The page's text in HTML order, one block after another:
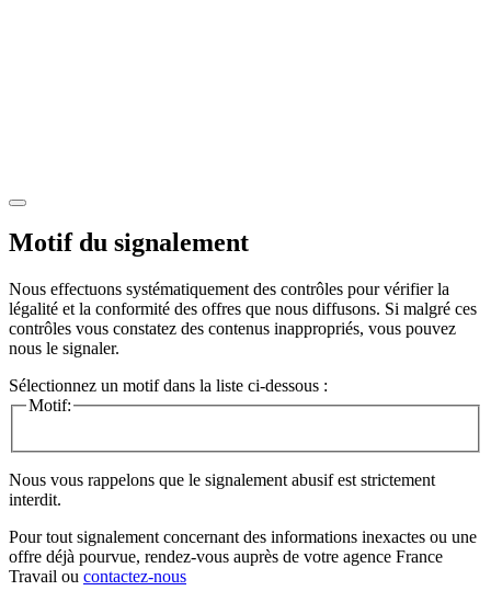
Motif du signalement
Nous effectuons systématiquement des contrôles pour vérifier la
légalité et la conformité des offres que nous diffusons. Si malgré ces
contrôles vous constatez des contenus inappropriés, vous pouvez
nous le signaler.
Sélectionnez un motif dans la liste ci-dessous :
Motif:
Nous vous rappelons que le signalement abusif est strictement
interdit.
Pour tout signalement concernant des informations inexactes ou une
offre déjà pourvue, rendez-vous auprès de votre agence France
Travail ou contactez-nous